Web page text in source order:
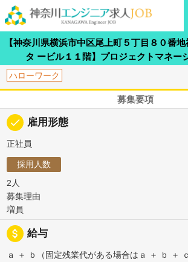
【神奈川県横浜市中区尾上町５丁目８０番
タ ービル１１階】プロジェクトマネー
ハローワーク
募集要項
done 雇用形態
正社員
採用人数
2人
募集理由
増員
attach_money 給与
ａ ＋ ｂ（固定残業代がある場合はａ ＋ ｂ ＋ ｃ